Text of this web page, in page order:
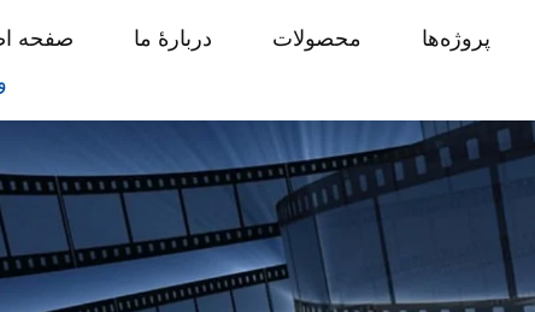
صفحه دربارهٔ ما محصولات پروژه‌ها